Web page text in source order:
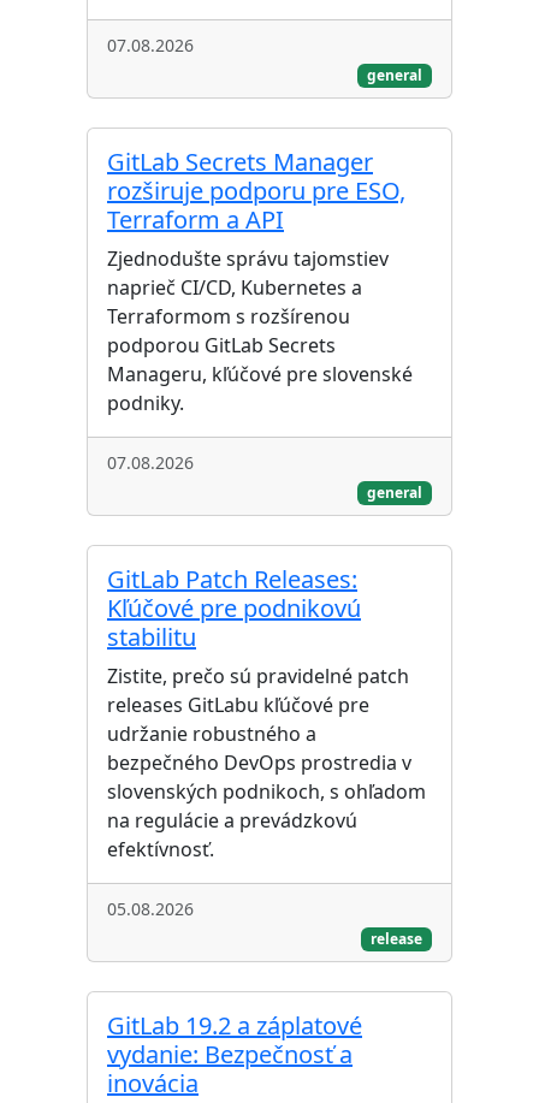
07.08.2026
general
GitLab Secrets Manager
rozširuje podporu pre ESO,
Terraform a API
Zjednodušte správu tajomstiev
naprieč CI/CD, Kubernetes a
Terraformom s rozšírenou
podporou GitLab Secrets
Manageru, kľúčové pre slovenské
podniky.
07.08.2026
general
GitLab Patch Releases:
Kľúčové pre podnikovú
stabilitu
Zistite, prečo sú pravidelné patch
releases GitLabu kľúčové pre
udržanie robustného a
bezpečného DevOps prostredia v
slovenských podnikoch, s ohľadom
na regulácie a prevádzkovú
efektívnosť.
05.08.2026
release
GitLab 19.2 a záplatové
vydanie: Bezpečnosť a
inovácia